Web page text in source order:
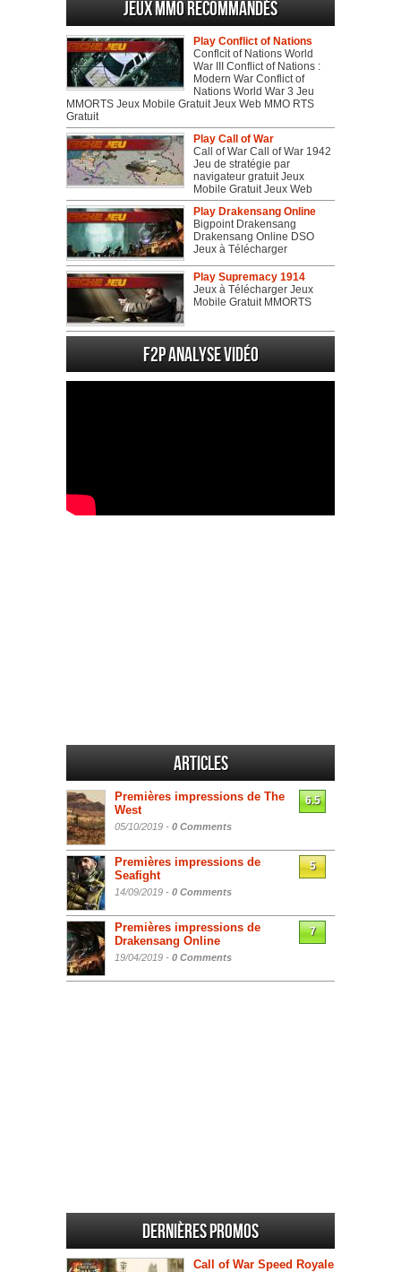
Jeux MMO recommandés
Play Conflict of Nations
Conflcit of Nations World
War III Conflict of Nations :
Modern War Conflict of
Nations World War 3 Jeu
MMORTS Jeux Mobile Gratuit Jeux Web MMO RTS
Gratuit
Play Call of War
Call of War Call of War 1942
Jeu de stratégie par
navigateur gratuit Jeux
Mobile Gratuit Jeux Web
Play Drakensang Online
Bigpoint Drakensang
Drakensang Online DSO
Jeux à Télécharger
Play Supremacy 1914
Jeux à Télécharger Jeux
Mobile Gratuit MMORTS
F2P Analyse vidéo
Articles
Premières impressions de The
West
05/10/2019 - 0 Comments
6.5
Premières impressions de
Seafight
14/09/2019 - 0 Comments
5
Premières impressions de
Drakensang Online
19/04/2019 - 0 Comments
7
Dernières promos
Call of War Speed Royale